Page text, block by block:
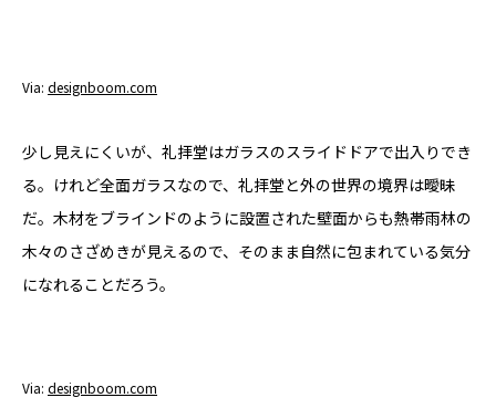
Via: designboom.com
少し見えにくいが、礼拝堂はガラスのスライドドアで出入りでき
る。けれど全面ガラスなので、礼拝堂と外の世界の境界は曖昧
だ。木材をブラインドのように設置された壁面からも熱帯雨林の
木々のさざめきが見えるので、そのまま自然に包まれている気分
になれることだろう。
Via: designboom.com